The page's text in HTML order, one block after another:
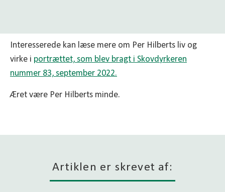
Interesserede kan læse mere om Per Hilberts liv og
virke i portrættet, som blev bragt i Skovdyrkeren
nummer 83, september 2022.
Æret være Per Hilberts minde.
Artiklen er skrevet af: